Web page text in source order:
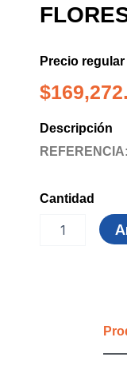
Precio regular
$
Descripción
Cantidad
ANTISEPTICO